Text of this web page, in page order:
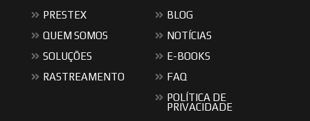
PRESTEX
QUEM SOMOS
SOLUÇÕES
RASTREAMENTO
BLOG
NOTÍCIAS
E-BOOKS
FAQ
POLÍTICA DE
PRIVACIDADE